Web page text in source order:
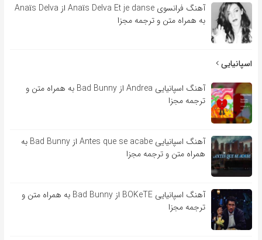
آهنگ فرانسوی Anaïs Delva Et je danse از Anaïs Delva
به همراه متن و ترجمه مجزا
اسپانیایی
آهنگ اسپانیایی Andrea از Bad Bunny به همراه متن و
ترجمه مجزا
آهنگ اسپانیایی Antes que se acabe از Bad Bunny به
همراه متن و ترجمه مجزا
آهنگ اسپانیایی BOKeTE از Bad Bunny به همراه متن و
ترجمه مجزا